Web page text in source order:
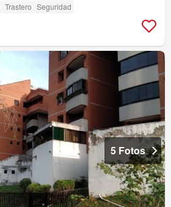
Trastero Seguridad
5 Fotos